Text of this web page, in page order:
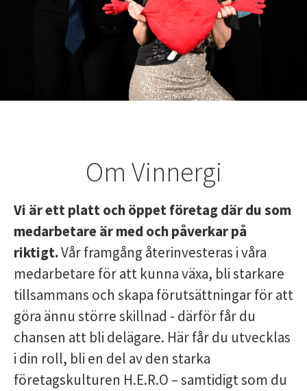
Om Vinnergi
Vi är ett platt och öppet företag där du som
medarbetare är med och påverkar på
riktigt.Vår framgång återinvesteras i våra
medarbetare för att kunna växa, bli starkare
tillsammans och skapa förutsättningar för att
göra ännu större skillnad - därför får du
chansen att bli delägare. Här får du utvecklas
i din roll, bli en del av den starka
företagskulturen H.E.R.O – samtidigt som du